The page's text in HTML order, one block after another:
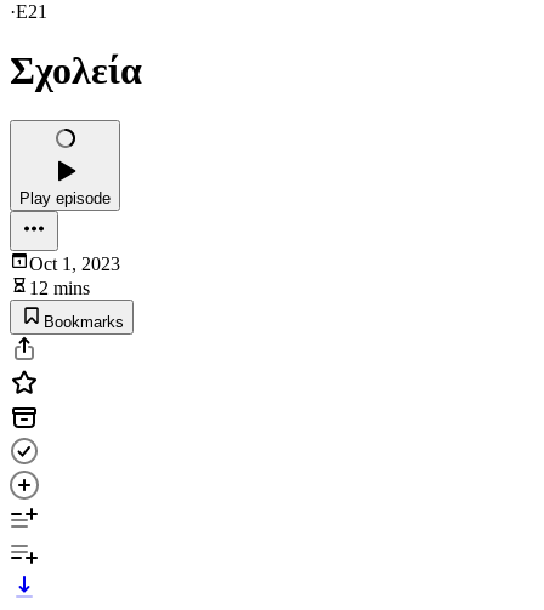
·E21
Σχολεία
Play episode
Oct 1, 2023
12 mins
Bookmarks